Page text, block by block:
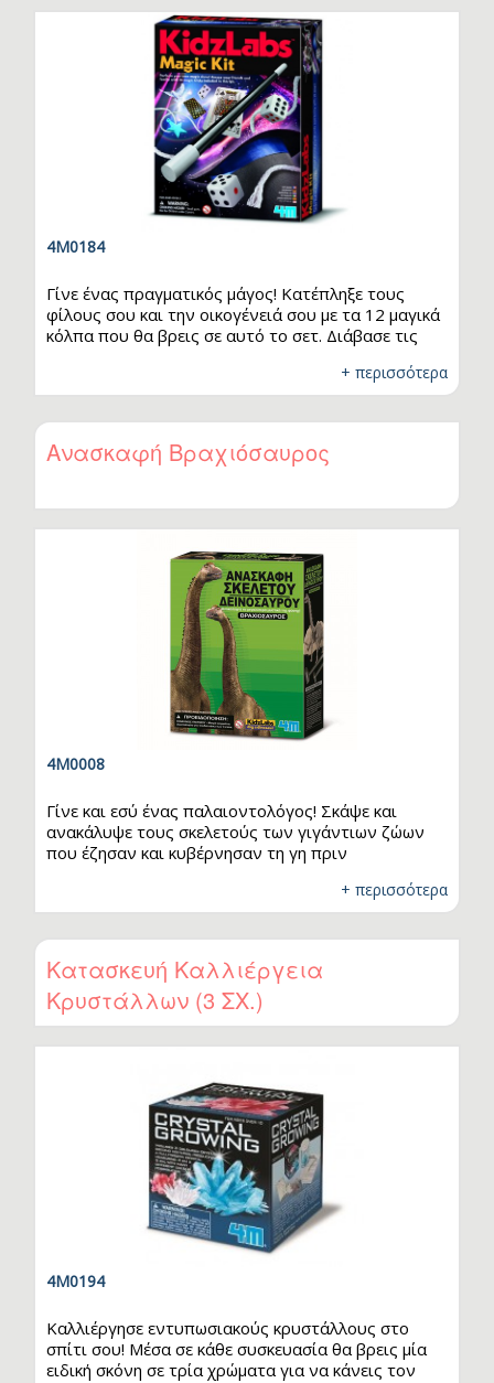
καλαμάκι x 2,…
4M0184
Γίνε ένας πραγματικός μάγος! Κατέπληξε τους
φίλους σου και την οικογένειά σου με τα 12 μαγικά
κόλπα που θα βρεις σε αυτό το σετ. Διάβασε τις
μαγικό κόλπο. Προσοχή όμως! Ένας σωστός μάγος
δε μοιράζεται ποτέ τα μυστικά του! Κάνε εξάσκιση
τα μαγικά κόλπα σου ξανά και ξανά. Ακολούθησε τις
συμβουλές για να οργανώσεις τη δική σου μαγική
παράσταση. Θα είσαι ο μικρότερος αλλά πιο
x1, Τράπουλα x1, Μαγική κάρτα…
+ περισσότερα
Ανασκαφή Βραχιόσαυρος
4M0008
Γίνε και εσύ ένας παλαιοντολόγος! Σκάψε και
ανακάλυψε τους σκελετούς των γιγάντιων ζώων
που έζησαν και κυβέρνησαν τη γη πριν
συναρμολόγησέ τους και διάβασε τα ψυχαγωγικά
στοιχεία που περιλαμβάνονται στη συσκευασία.
Μόλις ο Βραχιόσαυρος αρχίσει να εμφανίζεται,
χρησιμοποίησε το ειδικό βουρτσάκι για να
αφαιρέσεις τον γύψο που τον περιβάλλει. Η σειρά
διαθέτει 6 διαφορετικά είδη δεινοσαύρων και
μπορείς να τα συλλέξεις όλα, δημιουργώντας το
δικό σου βασίλειο.…
+ περισσότερα
Κατασκευή Καλλιέργεια
Κρυστάλλων (3 ΣΧ.)
4M0194
Καλλιέργησε εντυπωσιακούς κρυστάλλους στο
σπίτι σου! Μέσα σε κάθε συσκευασία θα βρεις μία
ειδική σκόνη σε τρία χρώματα για να κάνεις τον